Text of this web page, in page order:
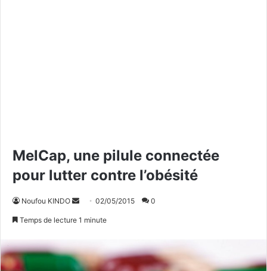
MelCap, une pilule connectée
pour lutter contre l’obésité
Noufou KINDO
y
02/05/2015 0
Temps de lecture 1 minute